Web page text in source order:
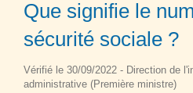
Que signifie le
sécurité sociale ?
Vérifié le 30/09/2022 - Direction de
administrative (Première ministre)